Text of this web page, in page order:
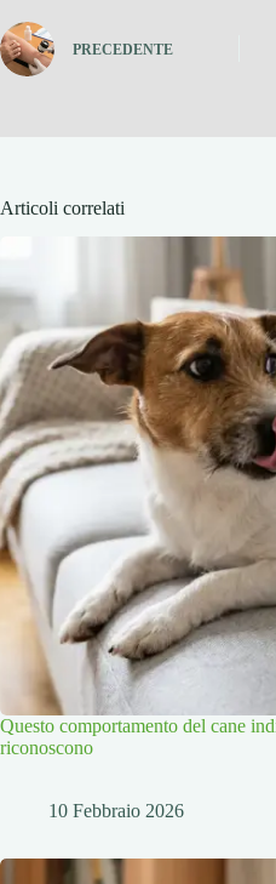
PRECEDENTE
Articoli correlati
Questo comportamento del cane
riconoscono
10 Febbraio 2026